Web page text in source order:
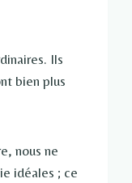
Ils
bien plus
nous ne
idéales ; ce